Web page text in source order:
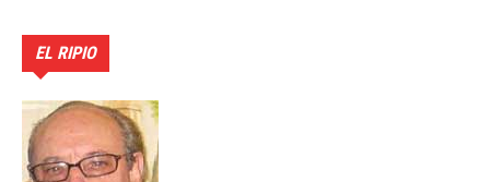
EL RIPIO